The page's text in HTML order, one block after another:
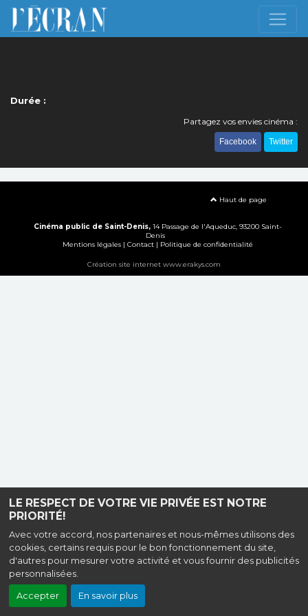
LE RESPECT DE VOTRE VIE PRIVÉE EST NOTRE
PRIORITÉ!
Avec votre accord, nos partenaires et nous-mêmes utilisons des
cookies, certains requis pour le bon fonctionnement du site,
d'autres pour mesurer votre activité et vous fournir des publicités
personnalisées.
Accepter En savoir plus
Durée :
Partagez vos envies cinéma :
Facebook Twitter
Haut de page
Cinéma public de Saint-Denis, 14 Passage de l'Aqueduc, 93200 Saint-
Denis
Mentions légales| Contact| Politique de confidentialité
Création site internet www.erakys.com